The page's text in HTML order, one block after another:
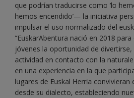
que podrían traducirse como ‘lo
hemos encendido’— la iniciativa
impulsar el uso normalizado del
“EuskarAbentura nació en 2018
jóvenes la oportunidad de
actividad en contacto con la
en una experiencia en la que
lugares de Euskal Herria convivieran
desde su dialecto, estableciendo